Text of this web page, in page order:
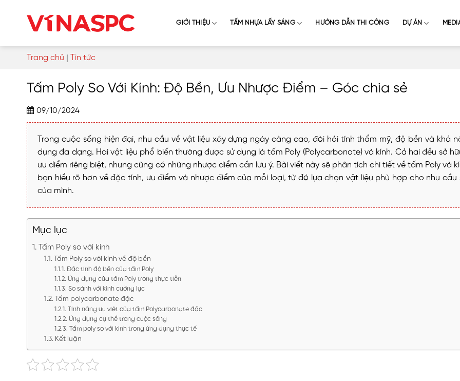
GIỚI THIỆU TẤM NHỰA LẤY SÁNG HƯỚNG DẪN THI CÔNG DỰ ÁN
Trang chủ | Tin tức
Tấm Poly So Với Kính: Độ Bền, Ưu Nhược Điểm – Góc chia sẻ
09/10/2024
Trong cuộc sống hiện đại, nhu cầu về vật liệu xây dựng ngày càng cao, đòi hỏi tính thẩm mỹ, độ bền và khả
dụng đa dạng. Hai vật liệu phổ biến thường được sử dụng là tấm Poly (Polycarbonate) và kính. Cả hai đều sở
ưu điểm riêng biệt, nhưng cũng có những nhược điểm cần lưu ý. Bài viết này sẽ phân tích chi tiết về tấm Poly và
bạn hiểu rõ hơn về đặc tính, ưu điểm và nhược điểm của mỗi loại, từ đó lựa chọn vật liệu phù hợp cho nhu cầu
của mình.
Mục lục
Tấm Poly so với kính
Tấm Poly so với kính về độ bền
Đặc tính độ bền của tấm Poly
Ứng dụng của tấm Poly trong thực tiễn
So sánh với kính cường lực
Tấm polycarbonate đặc
Tính năng ưu việt của tấm Polycarbonate đặc
Ứng dụng cụ thể trong cuộc sống
Tấm poly so với kính trong ứng dụng thực tế
Kết luận